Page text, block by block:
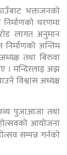
भक्तजनको
चरणमा
लागत अनुमान
अन्तिम
तथा बिरुवा
। मन्दिरलाइ अझ
विश्वास अध्यक्ष
पुजाआजा तथा
आयोजना
सम्पन्न गर्नको